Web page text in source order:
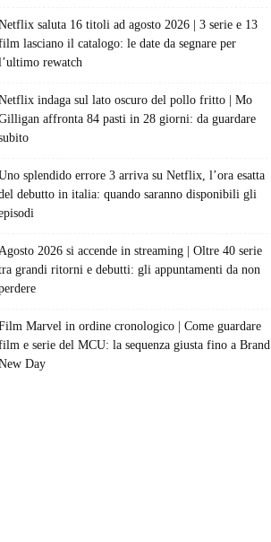
saluta 16 titoli ad agosto 2026 | 3 serie e 13
lasciano il catalogo: le date da segnare per
rewatch
indaga sul lato oscuro del pollo fritto | Mo
affronta 84 pasti in 28 giorni: da guardare
splendido errore 3 arriva su Netflix, l’ora esatta
debutto in italia: quando saranno disponibili gli
2026 si accende in streaming | Oltre 40 serie
grandi ritorni e debutti: gli appuntamenti da non
Marvel in ordine cronologico | Come guardare
e serie del MCU: la sequenza giusta fino a Brand
Day